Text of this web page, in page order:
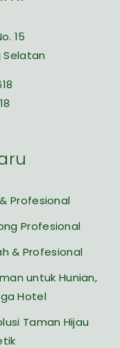
15
Selatan
Profesional
Profesional
& Profesional
untuk Hunian,
Hotel
Taman Hijau